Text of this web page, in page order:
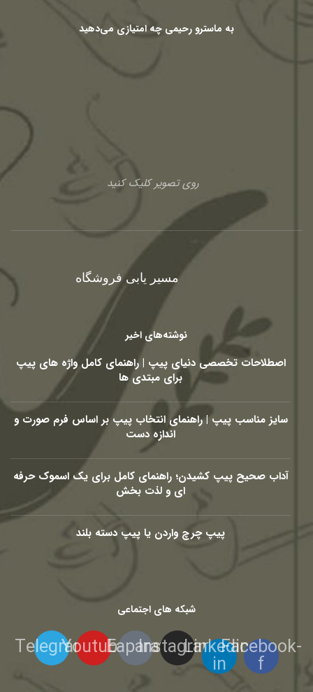
به ماسترو رحیمی چه امتیازی می‌دهید
روی تصویر کلیک کنید
مسیر یابی فروشگاه
نوشته‌های اخیر
اصطلاحات تخصصی دنیای پیپ | راهنمای کامل واژه های پیپ
برای مبتدی ها
سایز مناسب پیپ | راهنمای انتخاب پیپ بر اساس فرم صورت و
اندازه دست
آداب صحیح پیپ کشیدن؛ راهنمای کامل برای یک اسموک حرفه
ای و لذت بخش
پیپ چرچ واردن یا پیپ دسته بلند
شبکه های اجتماعی
Facebook-
f
Linkedin-
in
Instagram
Eaparat
Youtube
Telegram